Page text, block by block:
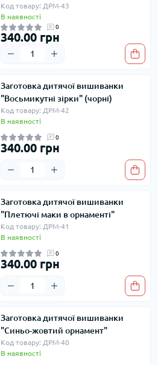
Код товару: ДРМ-43
В наявності
0
340.00 грн
Заготовка дитячої вишиванки
"Восьмикутні зірки" (чорні)
Код товару: ДРМ-42
В наявності
0
340.00 грн
Заготовка дитячої вишиванки
"Плетючі маки в орнаменті"
Код товару: ДРМ-41
В наявності
0
340.00 грн
Заготовка дитячої вишиванки
"Синьо-жовтий орнамент"
Код товару: ДРМ-40
В наявності